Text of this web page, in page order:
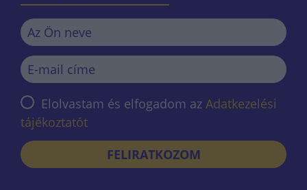
Elolvastam és elfogadom az Adatkezelési
tájékoztatót
FELIRATKOZOM